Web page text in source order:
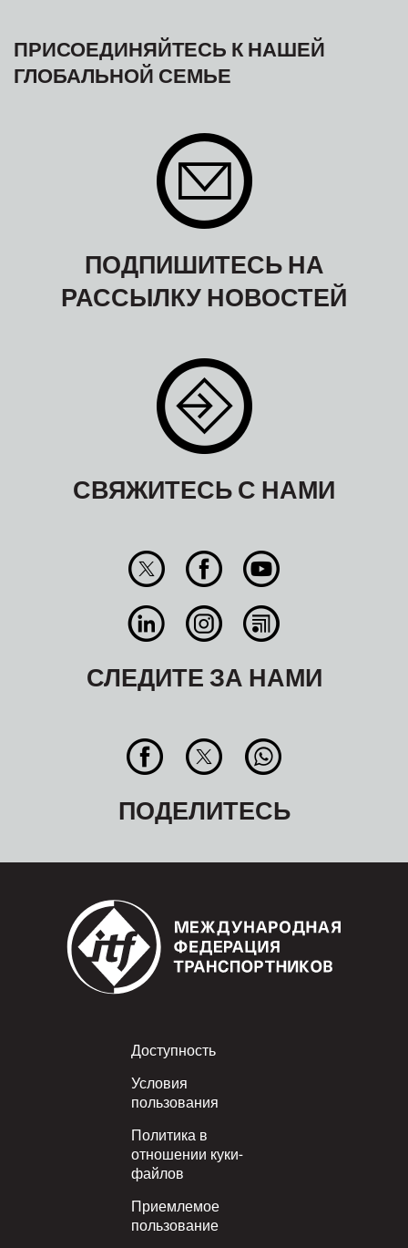
ПРИСОЕДИНЯЙТЕСЬ К НАШЕЙ
ГЛОБАЛЬНОЙ СЕМЬЕ
ПОДПИШИТЕСЬ НА
РАССЫЛКУ НОВОСТЕЙ
СВЯЖИТЕСЬ С НАМИ
СЛЕДИТЕ ЗА НАМИ
ПОДЕЛИТЕСЬ
Footer
Доступность
Условия
пользования
Политика в
отношении куки-
файлов
Приемлемое
пользование